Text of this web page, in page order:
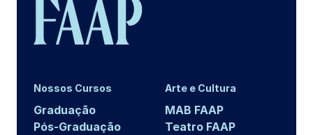
Nossos Cursos
Graduação
Pós-Graduação
Arte e Cultura
MAB FAAP
Teatro FAAP